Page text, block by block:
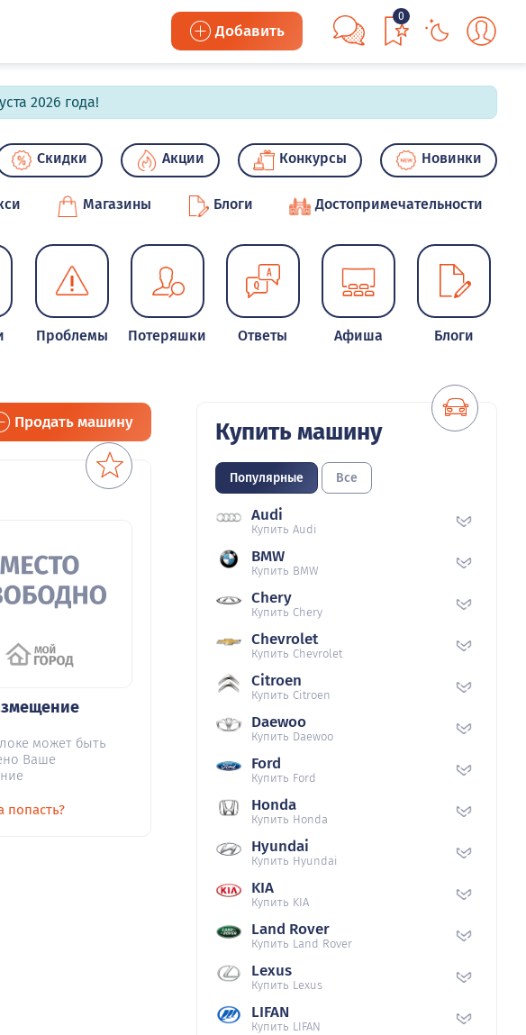
Добавить
0
2026 года!
Скидки Акции Конкурсы Новинки
Магазины Блоги Достопримечательности
Проблемы Потеряшки Ответы Афиша Блоги
Продать машину
может быть
Ваше
попасть?
Купить машину
Популярные Все
Audi
Купить Audi
BMW
Купить BMW
Chery
Купить Chery
Chevrolet
Купить Chevrolet
Citroen
Купить Citroen
Daewoo
Купить Daewoo
Ford
Купить Ford
Honda
Купить Honda
Hyundai
Купить Hyundai
KIA
Купить KIA
Land Rover
Купить Land Rover
Lexus
Купить Lexus
LIFAN
Купить LIFAN